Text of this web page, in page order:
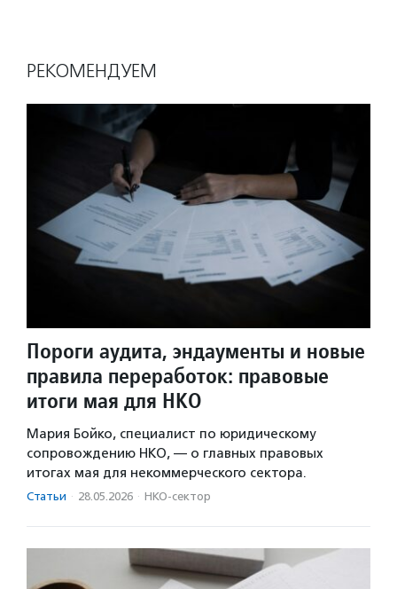
РЕКОМЕНДУЕМ
Пороги аудита, эндаументы и новые
правила переработок: правовые
итоги мая для НКО
Мария Бойко, специалист по юридическому
сопровождению НКО, — о главных правовых
итогах мая для некоммерческого сектора.
Статьи · 28.05.2026 · НКО-сектор